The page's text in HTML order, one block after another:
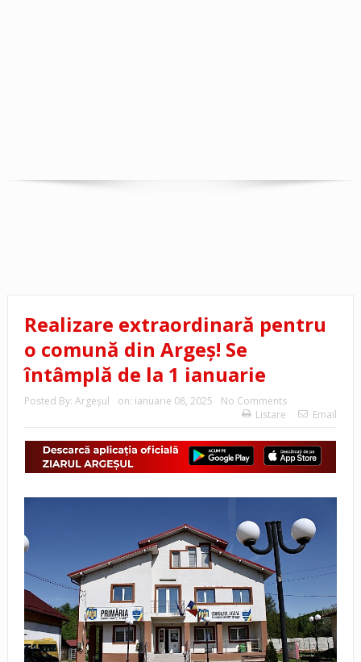
Realizare extraordinară pentru
o comună din Argeș! Se
întâmplă de la 1 ianuarie
Posted By: Argeşul on: ianuarie 08, 2025
No Comments
Listare
Email